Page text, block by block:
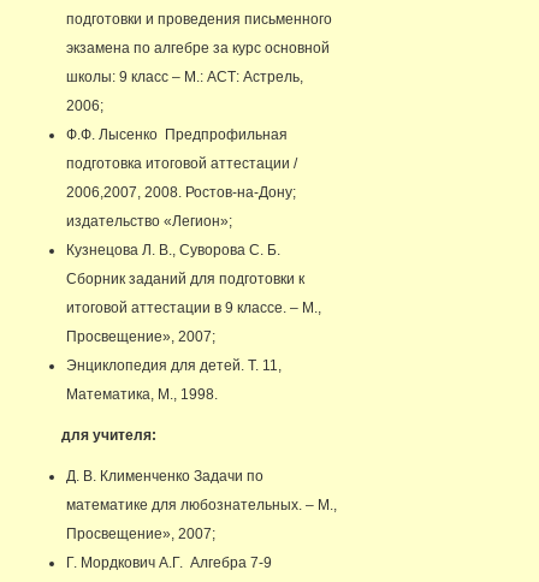
подготовки и проведения письменного
экзамена по алгебре за курс основной
школы: 9 класс – М.: АСТ: Астрель,
2006;
Ф.Ф. Лысенко Предпрофильная
подготовка итоговой аттестации /
2006,2007, 2008. Ростов-на-Дону;
издательство «Легион»;
Кузнецова Л. В., Суворова С. Б.
Сборник заданий для подготовки к
итоговой аттестации в 9 классе. – М.,
Просвещение», 2007;
Энциклопедия для детей. Т. 11,
Математика, М., 1998.
для учителя:
Д. В. Клименченко Задачи по
математике для любознательных. – М.,
Просвещение», 2007;
Г. Мордкович А.Г. Алгебра 7-9